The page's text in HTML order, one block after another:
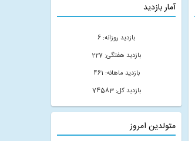
آمار بازدید
بازدید روزانه: 6
بازدید هفتگی: 227
بازدید ماهانه: 461
بازدید کل: 74583
متولدین امروز